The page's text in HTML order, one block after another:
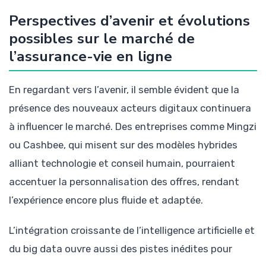
Perspectives d’avenir et évolutions
possibles sur le marché de
l’assurance-vie en ligne
En regardant vers l’avenir, il semble évident que la
présence des nouveaux acteurs digitaux continuera
à influencer le marché. Des entreprises comme Mingzi
ou Cashbee, qui misent sur des modèles hybrides
alliant technologie et conseil humain, pourraient
accentuer la personnalisation des offres, rendant
l’expérience encore plus fluide et adaptée.
L’intégration croissante de l’intelligence artificielle et
du big data ouvre aussi des pistes inédites pour